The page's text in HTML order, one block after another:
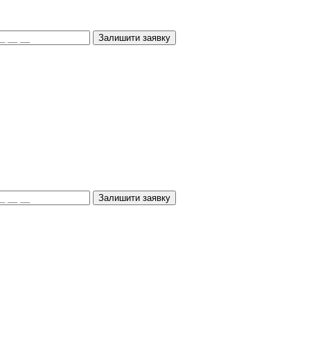
Залишити заявку
Залишити заявку